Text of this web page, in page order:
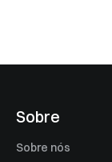
Sobre
Sobre nós